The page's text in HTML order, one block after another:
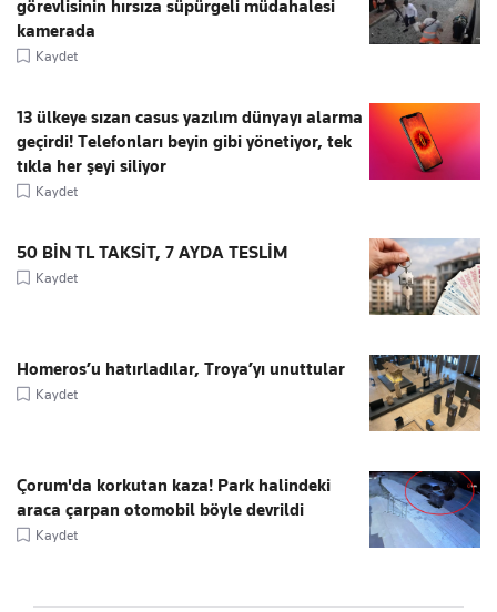
görevlisinin hırsıza süpürgeli müdahalesi
kamerada
Kaydet
13 ülkeye sızan casus yazılım dünyayı alarma
geçirdi! Telefonları beyin gibi yönetiyor, tek
tıkla her şeyi siliyor
Kaydet
50 BİN TL TAKSİT, 7 AYDA TESLİM
Kaydet
Homeros’u hatırladılar, Troya’yı unuttular
Kaydet
Çorum'da korkutan kaza! Park halindeki
araca çarpan otomobil böyle devrildi
Kaydet